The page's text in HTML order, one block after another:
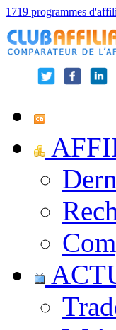
1719 programmes